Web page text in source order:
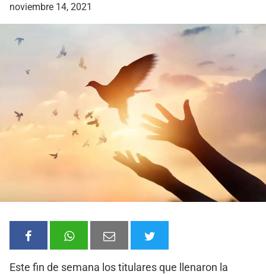
noviembre 14, 2021
Este fin de semana los titulares que llenaron la